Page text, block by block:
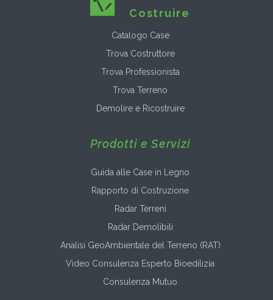
Costruire
Catalogo Case
Trova Costruttore
Trova Professionista
Trova Terreno
Demolire e Ricostruire
Prodotti e Servizi
Guida alle Case in Legno
Rapporto di Costruzione
Radar Terreni
Radar Demolibili
Analisi GeoAmbientale del Terreno (RAT)
Video Consulenza Esperto Bioedilizia
Consulenza Mutuo